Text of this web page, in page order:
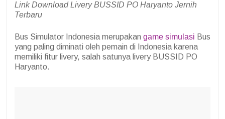
Link Download Livery BUSSID PO Haryanto Jernih
Terbaru
Bus Simulator Indonesia merupakan game simulasi Bus
yang paling diminati oleh pemain di Indonesia karena
memiliki fitur livery, salah satunya livery BUSSID PO
Haryanto.